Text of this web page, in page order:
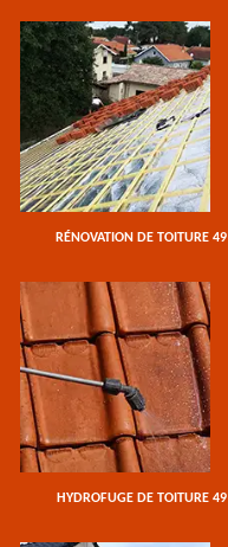
RÉNOVATION DE TOITURE 49
HYDROFUGE DE TOITURE 49